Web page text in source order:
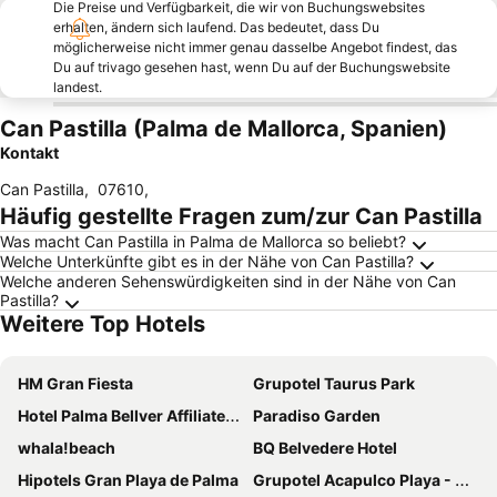
Die Preise und Verfügbarkeit, die wir von Buchungswebsites
erhalten, ändern sich laufend. Das bedeutet, dass Du
möglicherweise nicht immer genau dasselbe Angebot findest, das
Du auf trivago gesehen hast, wenn Du auf der Buchungswebsite
landest.
Can Pastilla (Palma de Mallorca, Spanien)
Kontakt
Can Pastilla, 07610,
Häufig gestellte Fragen zum/zur Can Pastilla
Was macht Can Pastilla in Palma de Mallorca so beliebt?
Welche Unterkünfte gibt es in der Nähe von Can Pastilla?
Welche anderen Sehenswürdigkeiten sind in der Nähe von Can
Pastilla?
Weitere Top Hotels
HM Gran Fiesta
Grupotel Taurus Park
Hotel Palma Bellver Affiliated by Meliá
Paradiso Garden
whala!beach
BQ Belvedere Hotel
Hipotels Gran Playa de Palma
Grupotel Acapulco Playa - Adults Only